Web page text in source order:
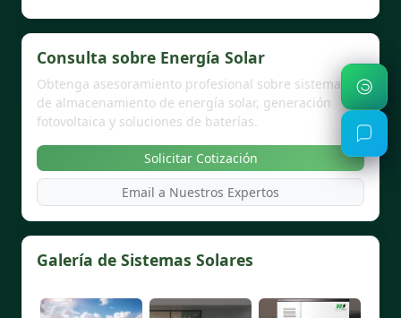
Consulta sobre Energía Solar
Obtenga asesoramiento profesional sobre sistemas
de almacenamiento de energía solar, generación
fotovoltaica y soluciones de baterías.
Solicitar Cotización
Email a Nuestros Expertos
Galería de Sistemas Solares